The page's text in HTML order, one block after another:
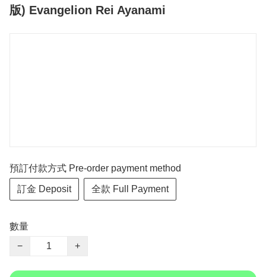
版) Evangelion Rei Ayanami
預訂付款方式 Pre-order payment method
訂金 Deposit 全款 Full Payment
數量
−
+